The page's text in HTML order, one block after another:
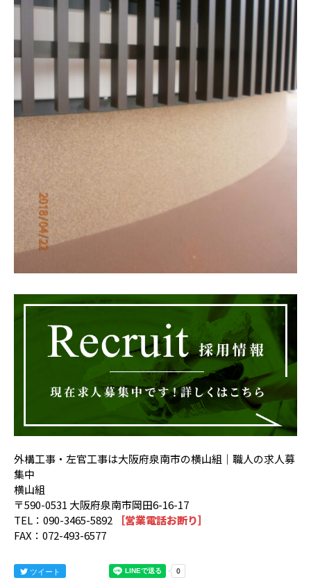
外構工事・左官工事は大阪府泉南市の横山組｜職人の求人募
集中
横山組
〒590-0531 大阪府泉南市岡田6-16-17
TEL：090-3465-5892
［営業電話お断り］
FAX：072-493-6577
ツイート